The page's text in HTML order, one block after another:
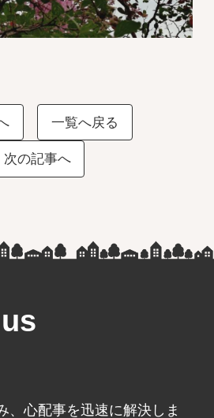
一覧へ戻る
次の記事へ
、心配事を迅速に解決しま